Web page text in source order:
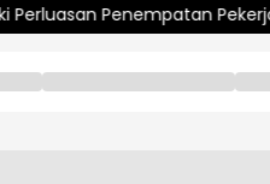
Migran ke Republik